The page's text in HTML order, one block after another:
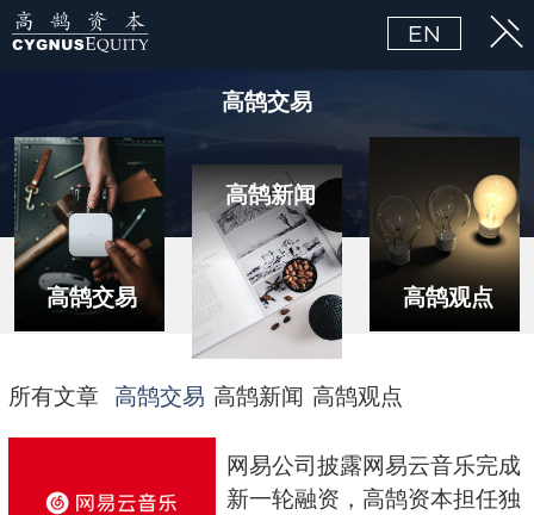
EN
高鹄交易
高鹄交易
高鹄新闻
高鹄观点
所有文章 高鹄交易 高鹄新闻 高鹄观点
网易公司披露网易云音乐完成
新一轮融资，高鹄资本担任独